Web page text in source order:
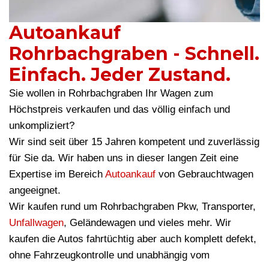
Autoankauf
Rohrbachgraben - Schnell.
Einfach. Jeder Zustand.
Sie wollen in Rohrbachgraben Ihr Wagen zum
Höchstpreis verkaufen und das völlig einfach und
unkompliziert?
Wir sind seit über 15 Jahren kompetent und zuverlässig
für Sie da. Wir haben uns in dieser langen Zeit eine
Expertise im Bereich Autoankauf von Gebrauchtwagen
angeeignet.
Wir kaufen rund um Rohrbachgraben Pkw, Transporter,
Unfallwagen, Geländewagen und vieles mehr. Wir
kaufen die Autos fahrtüchtig aber auch komplett defekt,
ohne Fahrzeugkontrolle und unabhängig vom